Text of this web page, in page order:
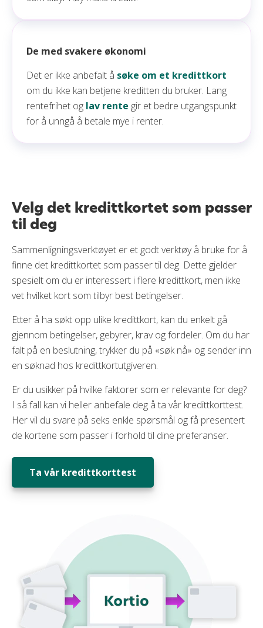
De med svakere økonomi
Det er ikke anbefalt å søke om et kredittkort
om du ikke kan betjene kreditten du bruker. Lang
rentefrihet og lav rente gir et bedre utgangspunkt
for å unngå å betale mye i renter.
Velg det kredittkortet som passer
til deg
Sammenligningsverktøyet er et godt verktøy å bruke for å
finne det kredittkortet som passer til deg. Dette gjelder
spesielt om du er interessert i flere kredittkort, men ikke
vet hvilket kort som tilbyr best betingelser.
Etter å ha søkt opp ulike kredittkort, kan du enkelt gå
gjennom betingelser, gebyrer, krav og fordeler. Om du har
falt på en beslutning, trykker du på «søk nå» og sender inn
en søknad hos kredittkortutgiveren.
Er du usikker på hvilke faktorer som er relevante for deg?
I så fall kan vi heller anbefale deg å ta vår kredittkorttest.
Her vil du svare på seks enkle spørsmål og få presentert
de kortene som passer i forhold til dine preferanser.
Ta vår kredittkorttest